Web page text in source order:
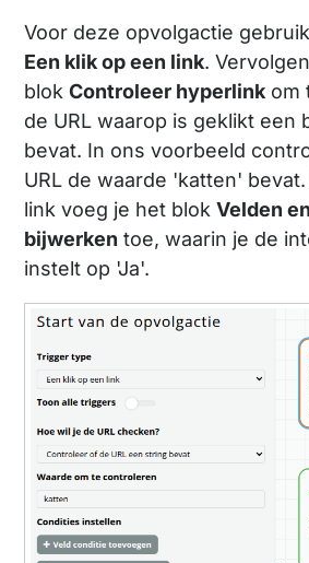
Voor deze opvolgactie
Een klik op een link.
blokControleer hyperlink om
de URL waarop is geklikt een
bevat. In ons voorbeeld
URL de waarde 'katten'
link voeg je het blokVelden
bijwerken toe, waarin je de
instelt op 'Ja'.